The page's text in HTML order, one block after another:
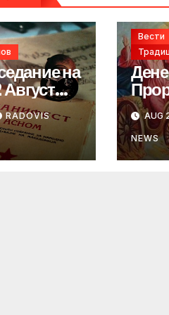
на
RADOVIS
Вести
AUG
NEWS